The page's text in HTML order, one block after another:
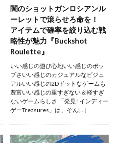
闇のショットガンロシアンル
ーレットで滾らせろ命を！
アイテムで確率を絞り込む戦
略性が魅力『Buckshot
Roulette』
いい感じの遊び心地いい感じのポッ
プさいい感じのカジュアルなビジュ
アルいい感じの2Dドットなゲームも
豊富いい感じの重すぎない＆軽すぎ
ないゲームらしさ 「発見! インディー
ゲーTreasures」は、そん[…]